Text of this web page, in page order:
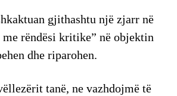
gjithashtu një zjarr në
rëndësi kritike” në objektin
dhe riparohen.
tanë, ne vazhdojmë të